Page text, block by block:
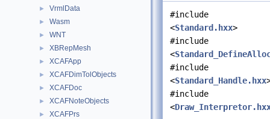
► VrmlData
► Wasm
► WNT
► XBRepMesh
► XCAFApp
► XCAFDimTolObjects
► XCAFDoc
► XCAFNoteObjects
► XCAFPrs
#include
<Standard.hxx>
#include
<
#include
<Standard_Handle.hxx
#include
<